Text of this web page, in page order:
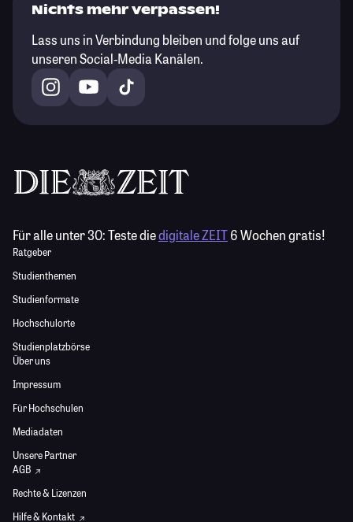
Nichts mehr verpassen!
Lass uns in Verbindung bleiben und folge uns auf
unseren Social-Media Kanälen.
Für alle unter 30:Teste diedigitale ZEIT6 Wochen gratis!
Ratgeber
Studienthemen
Studienformate
Hochschulorte
Studienplatzbörse
Über uns
Impressum
Für Hochschulen
Mediadaten
Unsere Partner
AGB
Rechte & Lizenzen
Hilfe & Kontakt